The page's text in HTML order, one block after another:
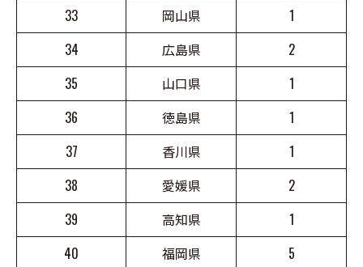
33
岡山県
1
34
広島県
2
35
山口県
1
36
徳島県
1
37
香川県
1
38
愛媛県
2
39
高知県
1
40
福岡県
5